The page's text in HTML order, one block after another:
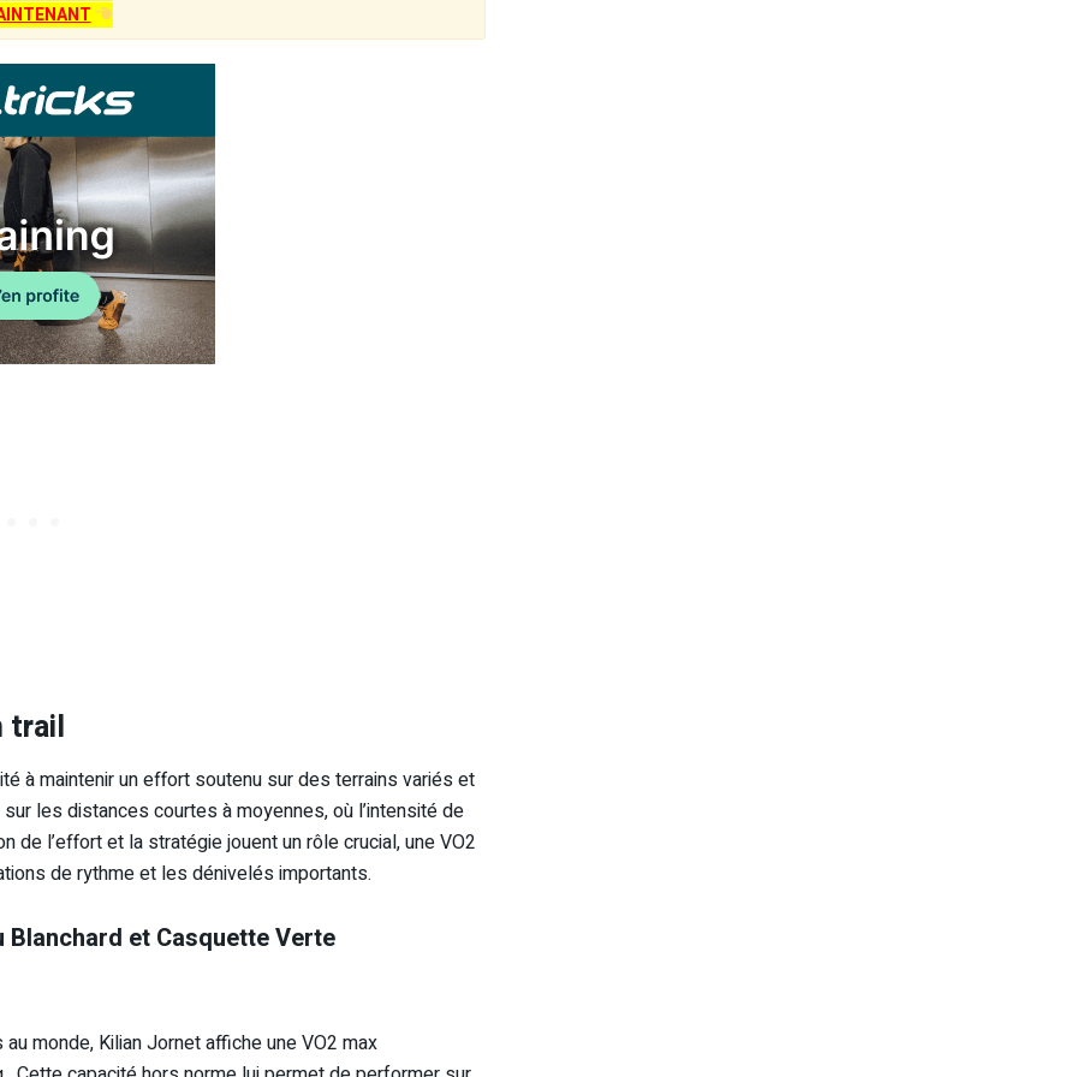
trail
à maintenir un effort soutenu sur des terrains variés et
les distances courtes à moyennes, où l’intensité de
de l’effort et la stratégie jouent un rôle crucial, une VO2
de rythme et les dénivelés importants.
Blanchard et Casquette Verte
monde, Kilian Jornet affiche une VO2 max